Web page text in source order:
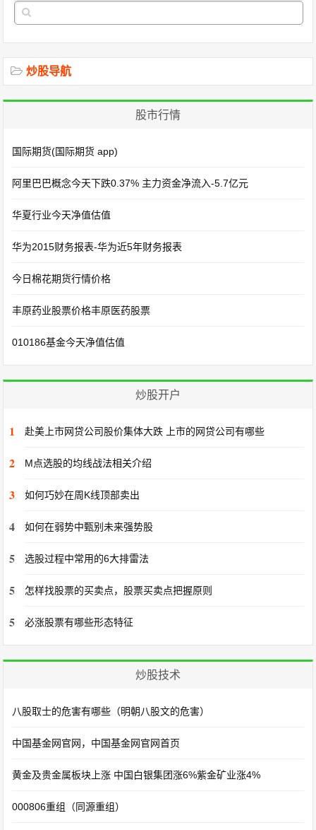
炒股导航
股市行情
国际期货(国际期货 app)
阿里巴巴概念今天下跌0.37% 主力资金净流入-5.7亿元
华夏行业今天净值估值
华为2015财务报表-华为近5年财务报表
今日棉花期货行情价格
丰原药业股票价格丰原医药股票
010186基金今天净值估值
炒股开户
1 赴美上市网贷公司股价集体大跌 上市的网贷公司有哪些
2 M点选股的均线战法相关介绍
3 如何巧妙在周K线顶部卖出
4 如何在弱势中甄别未来强势股
5 选股过程中常用的6大排雷法
5 怎样找股票的买卖点，股票买卖点把握原则
5 必涨股票有哪些形态特征
炒股技术
八股取士的危害有哪些（明朝八股文的危害）
中国基金网官网，中国基金网官网首页
黄金及贵金属板块上涨 中国白银集团涨6%紫金矿业涨4%
000806重组（同源重组）